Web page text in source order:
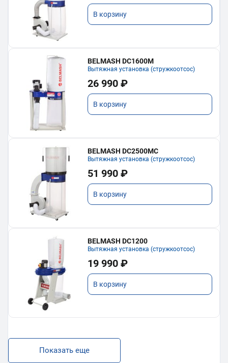
В корзину
BELMASH DC1600M
Вытяжная установка (стружкоотсос)
26 990 ₽
В корзину
BELMASH DC2500MC
Вытяжная установка (стружкоотсос)
51 990 ₽
В корзину
BELMASH DC1200
Вытяжная установка (стружкоотсос)
19 990 ₽
В корзину
Показать еще